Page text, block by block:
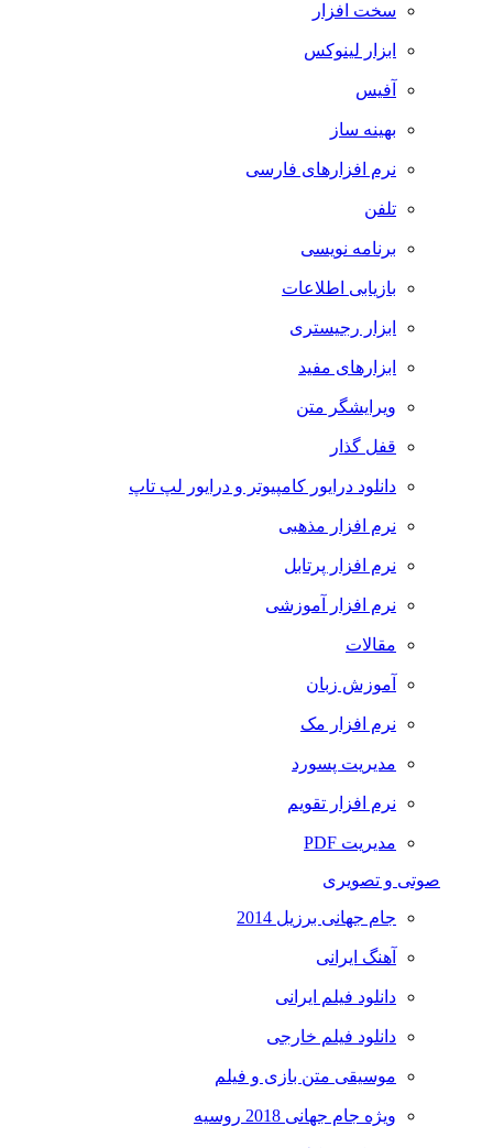
سخت افزار
ابزار لینوکس
آفیس
بهینه ساز
نرم افزارهای فارسی
تلفن
برنامه نویسی
بازیابی اطلاعات
ابزار رجیستری
ابزارهای مفید
ویرایشگر متن
قفل گذار
دانلود درایور کامپیوتر و درایور لپ تاپ
نرم افزار مذهبی
نرم افزار پرتابل
نرم افزار آموزشی
مقالات
آموزش زبان
نرم افزار مک
مدیریت پسورد
نرم افزار تقویم
مدیریت PDF
صوتی و تصویری
جام جهانی برزیل 2014
آهنگ ایرانی
دانلود فیلم ایرانی
دانلود فیلم خارجی
موسیقی متن بازی و فیلم
ویژه جام جهانی 2018 روسیه